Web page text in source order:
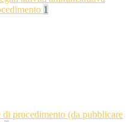
1
procedimento (da pubblicare